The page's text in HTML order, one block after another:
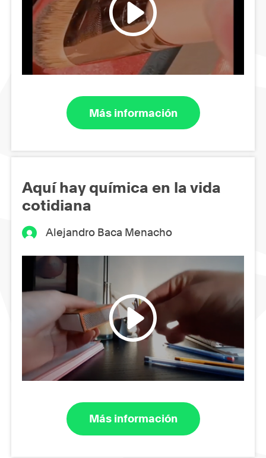
Más información
Aquí hay química en la vida
cotidiana
Alejandro Baca Menacho
Más información